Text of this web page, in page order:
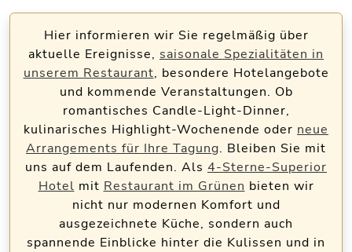
Hier informieren wir Sie regelmäßig über
aktuelle Ereignisse, saisonale Spezialitäten in
unserem Restaurant, besondere Hotelangebote
und kommende Veranstaltungen. Ob
romantisches Candle-Light-Dinner,
kulinarisches Highlight-Wochenende oder neue
Arrangements für Ihre Tagung. Bleiben Sie mit
uns auf dem Laufenden. Als 4-Sterne-Superior
Hotel mit Restaurant im Grünen bieten wir
nicht nur modernen Komfort und
ausgezeichnete Küche, sondern auch
spannende Einblicke hinter die Kulissen und in